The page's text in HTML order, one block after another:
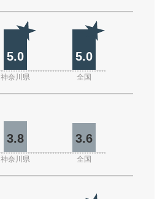
5.0 5.0
神奈川県 全国
3.8 3.6
神奈川県 全国